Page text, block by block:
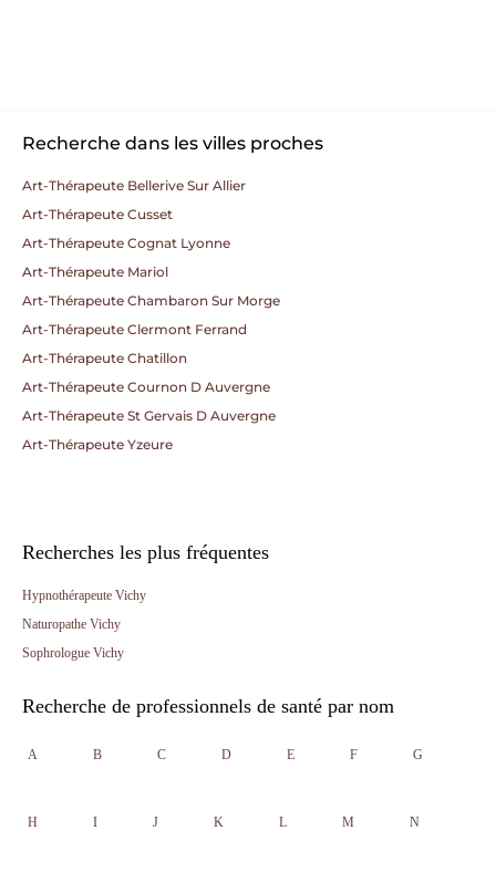
Recherche dans les villes proches
Art-Thérapeute Bellerive Sur Allier
Art-Thérapeute Cusset
Art-Thérapeute Cognat Lyonne
Art-Thérapeute Mariol
Art-Thérapeute Chambaron Sur Morge
Art-Thérapeute Clermont Ferrand
Art-Thérapeute Chatillon
Art-Thérapeute Cournon D Auvergne
Art-Thérapeute St Gervais D Auvergne
Art-Thérapeute Yzeure
Recherches les plus fréquentes
Hypnothérapeute Vichy
Naturopathe Vichy
Sophrologue Vichy
Recherche de professionnels de santé par nom
A B C D E F G
H I J K L M N